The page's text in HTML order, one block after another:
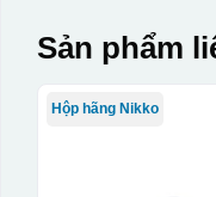
Sản phẩm
Hộp hãng Nikko